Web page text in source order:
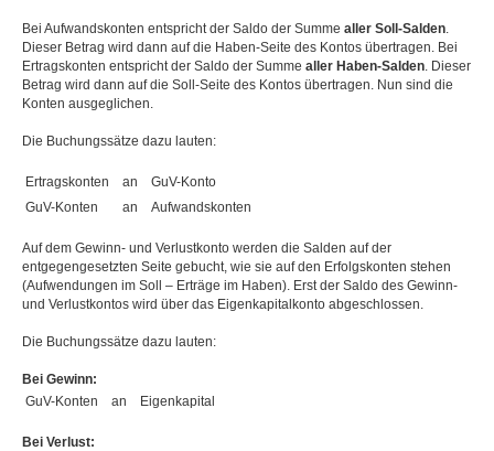
Bei Aufwandskonten entspricht der Saldo der Summe aller Soll-Salden
Dieser Betrag wird dann auf die Haben-Seite des Kontos übertragen. Bei
Ertragskonten entspricht der Saldo der Summe aller Haben-Salden . Dieser
Betrag wird dann auf die Soll-Seite des Kontos übertragen. Nun sind die
Konten ausgeglichen.
Die Buchungssätze dazu lauten:
Ertragskonten an
GuV-Konto
GuV-Konten
an Aufwandskonten
Auf dem Gewinn- und Verlustkonto werden die Salden auf der
entgegengesetzten Seite gebucht, wie sie auf den Erfolgskonten stehen
(Aufwendungen im Soll – Erträge im Haben). Erst der Saldo des Gewinn-
und Verlustkontos wird über das Eigenkapitalkonto abgeschlossen.
Die Buchungssätze dazu lauten:
Bei Gewinn:
GuV-Konten
an Eigenkapital
Bei Verlust: